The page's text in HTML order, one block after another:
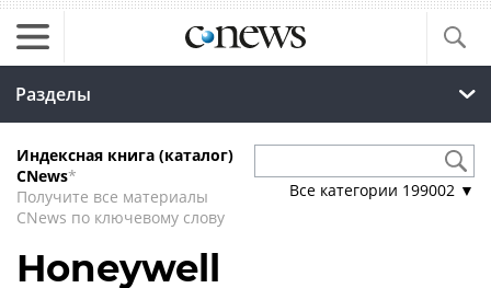
Разделы
Индексная книга (каталог)
CNews*
Получите все материалы
CNews по ключевому слову
Все категории 199002 ▼
Honeywell